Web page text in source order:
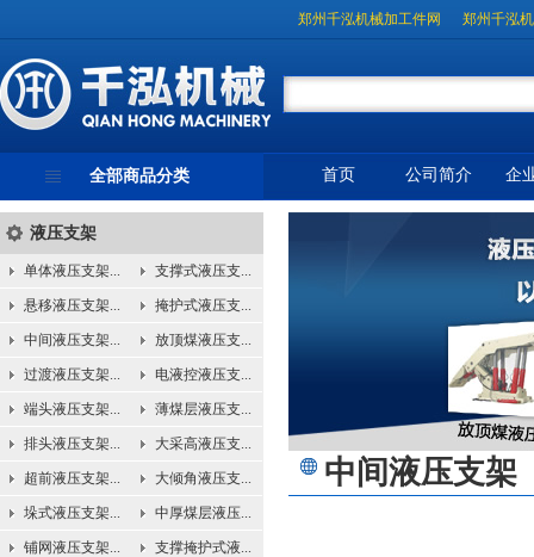
郑州千泓机械加工件网 郑州千泓
全部商品分类
液压支架
单体液压支架... 支撑式液压支...
悬移液压支架... 掩护式液压支...
中间液压支架... 放顶煤液压支...
过渡液压支架... 电液控液压支...
端头液压支架... 薄煤层液压支...
排头液压支架... 大采高液压支...
超前液压支架... 大倾角液压支...
垛式液压支架... 中厚煤层液压...
铺网液压支架... 支撑掩护式液...
首页 公司简介 企
中间液压支架